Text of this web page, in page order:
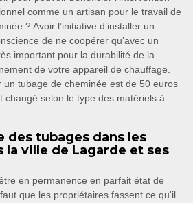
comme un artisan pour le travail de
? Avoir l’initiative d’installer un
de ne coopérer qu’avec un
important pour la durabilité de la
de votre appareil de chauffage.
un tubage de cheminée est de 50 euros
changé selon le type des matériels à
des tubages dans les
la ville de Lagarde et ses
en permanence en parfait état de
que les propriétaires fassent ce qu'il